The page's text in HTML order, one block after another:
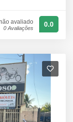
avaliado
0 Avaliações 0.0